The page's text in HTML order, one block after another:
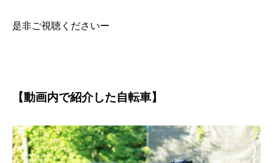
是非ご視聴くださいー
【動画内で紹介した自転車】